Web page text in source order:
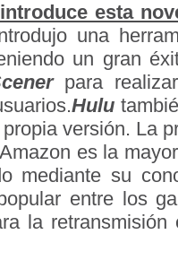
esta
una
un gran
para
Hulu
versión. La
es la
mediante su
entre los
la retransmisión